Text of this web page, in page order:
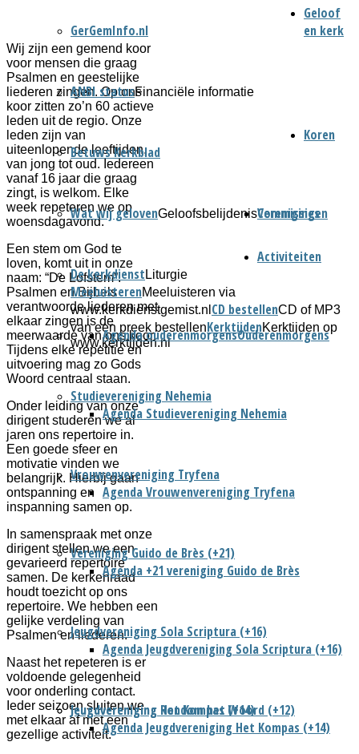
GerGemInfo.nl
ANBI statusFinanciële informatie
Betuws Kerkblad
Geloof
en kerk
Wat wij gelovenGeloofsbelijdenis
De kerkdienst Liturgie
MeeluisterenMeeluisteren via
www.kerkdienstgemist.nl CD bestellenCD of MP3
van een preek bestellenKerktijdenKerktijden op
www.kerktijden.nl
Verenigingen
Ouderenmorgens
Agenda ouderenmorgens
Studievereniging Nehemia
Agenda Studievereniging Nehemia
Vrouwenvereniging Tryfena
Agenda Vrouwenvereniging Tryfena
Vereniging Guido de Brès (+21)
Agenda +21 vereniging Guido de Brès
Jeugdvereniging Sola Scriptura (+16)
Agenda Jeugdvereniging Sola Scriptura (+16)
Jeugdvereniging Het Kompas (+14)
Agenda Jeugdvereniging Het Kompas (+14)
Jeugdvereniging Rondom het Woord (+12)
Koren
Commissies
Activiteiten
Wij zijn een gemend koor
voor mensen die graag
Psalmen en geestelijke
liederen zingen. Op ons
koor zitten zo’n 60 actieve
leden uit de regio. Onze
leden zijn van
uiteenlopende leeftijden,
van jong tot oud. Iedereen
vanaf 16 jaar die graag
zingt, is welkom. Elke
week repeteren we op
woensdagavond.
Een stem om God te
loven, komt uit in onze
naam: “De Lofstem”.
Psalmen en Bijbels
verantwoorde liederen met
elkaar zingen is de
meerwaarde van ons koor.
Tijdens elke repetitie en
uitvoering mag zo Gods
Woord centraal staan.
Onder leiding van onze
dirigent studeren we al
jaren ons repertoire in.
Een goede sfeer en
motivatie vinden we
belangrijk. Hierbij gaan
ontspanning en
inspanning samen op.
In samenspraak met onze
dirigent stellen we een
gevarieerd repertoire
samen. De kerkenraad
houdt toezicht op ons
repertoire. We hebben een
gelijke verdeling van
Psalmen en liederen.
Naast het repeteren is er
voldoende gelegenheid
voor onderling contact.
Ieder seizoen sluiten we
met elkaar af met een
gezellige activiteit.